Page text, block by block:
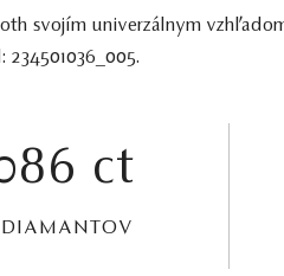
svojím univerzálnym
ct